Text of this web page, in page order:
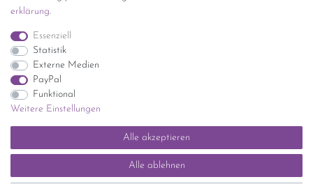
erklärung.
Essenziell
Statistik
Externe Medien
PayPal
Funktional
Weitere Einstellungen
Alle akzeptieren
Alle ablehnen
*Endpreis inkl. MwSt. (Dieser Artikel unterliegt gem. § 25a
UStG der Differenzbesteuerung, ein Ausweis der
Mehrwertsteuer auf der Rechnung erfolgt nicht.)
Impressum Daten­schutz­erklärung
Vertrag widerrufen Kontakt